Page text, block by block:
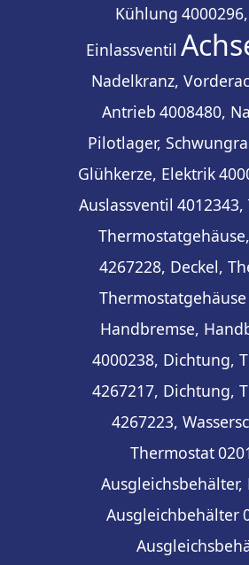
Kühlung
Einlassventil
Nadelkranz,
Antrieb 4008480,
Pilotlager,
Glühkerze, Elektrik
Auslassventil
4267228, Deckel,
Thermostatgehäuse
Handbremse,
4000238, Dichtung,
4267217, Dichtung,
4267223,
Thermostat
Ausgleichbehälter